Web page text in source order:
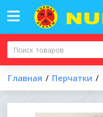
Главная Перчатки